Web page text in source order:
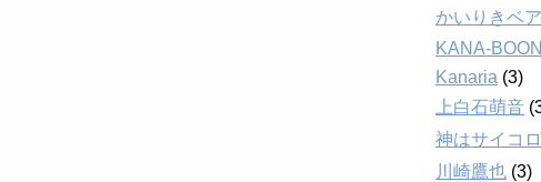
かいりきベア
KANA-BOON
Kanaria (3)
上白石萌音
神はサイコ
川崎鷹也 (3)